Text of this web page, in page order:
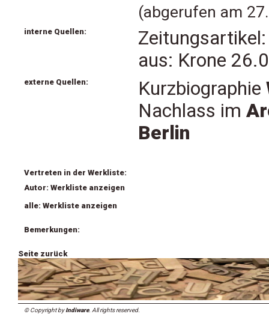
(abgerufen am
interne Quellen:
aus: Krone
externe Quellen: Kurzbiographie
Nachlass im
Berlin
Vertreten in der Werkliste:
Autor: Werkliste anzeigen
alle: Werkliste anzeigen
Bemerkungen:
Seite zurück
© Copyright byIndiware. All rights reserved.